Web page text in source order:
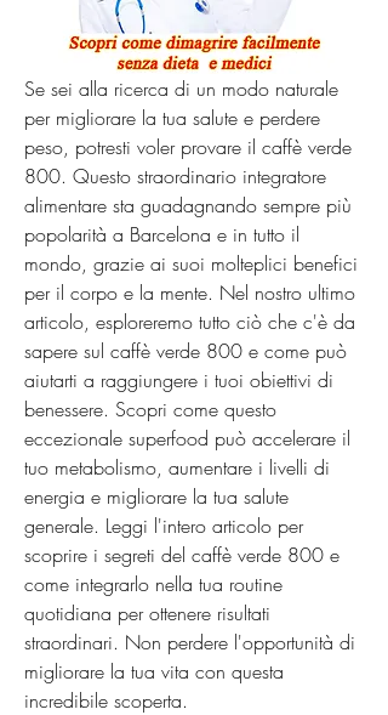
Se sei alla ricerca di un modo naturale
per migliorare la tua salute e perdere
peso, potresti voler provare il caffè verde
800. Questo straordinario integratore
alimentare sta guadagnando sempre più
popolarità a Barcelona e in tutto il
mondo, grazie ai suoi molteplici benefici
per il corpo e la mente. Nel nostro ultimo
articolo, esploreremo tutto ciò che c'è da
sapere sul caffè verde 800 e come può
aiutarti a raggiungere i tuoi obiettivi di
benessere. Scopri come questo
eccezionale superfood può accelerare il
tuo metabolismo, aumentare i livelli di
energia e migliorare la tua salute
generale. Leggi l'intero articolo per
scoprire i segreti del caffè verde 800 e
come integrarlo nella tua routine
quotidiana per ottenere risultati
straordinari. Non perdere l'opportunità di
migliorare la tua vita con questa
incredibile scoperta.